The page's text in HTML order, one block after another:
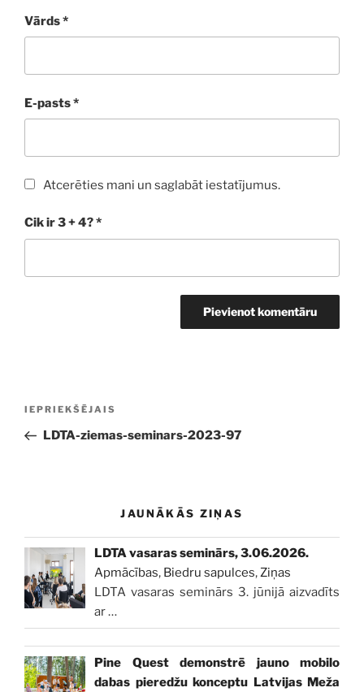
Vārds*
E-pasts*
Atcerēties mani un saglabāt iestatījumus.
Cik ir 3 + 4?*
Iepriekšējā
ziņa:
IEPRIEKŠĒJAIS
LDTA-ziemas-seminars-2023-97
JAUNĀKĀS ZIŅAS
LDTA vasaras seminārs, 3.06.2026.
Apmācības, Biedru sapulces,Ziņas
LDTA vasaras seminārs 3. jūnijā aizvadīts
ar…
Pine Quest demonstrē jauno mobilo
dabas pieredžu konceptu Latvijas Meža